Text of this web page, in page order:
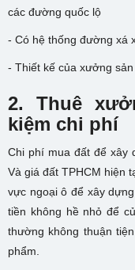
các đường quốc lộ
- Có hệ thống đường xá
- Thiết kế của xưởng
2. Thuê
kiệm chi phí
Chi phí mua đất để xây
Và giá đất TPHCM hiện
vực ngoại ô để xây
tiền không hề nhỏ để
thường không thuận
phẩm.